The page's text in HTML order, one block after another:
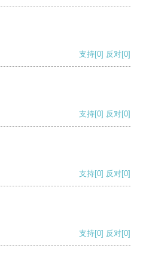
支持[0] 反对[0]
支持[0] 反对[0]
支持[0] 反对[0]
支持[0] 反对[0]